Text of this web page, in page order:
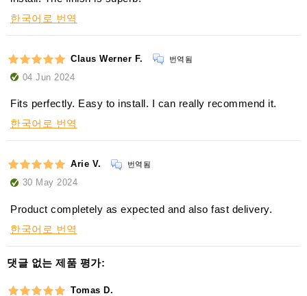
한국어로 번역
Claus Werner F. 번역됨
04 Jun 2024
Fits perfectly. Easy to install. I can really recommend it.
한국어로 번역
Arie V. 번역됨
30 May 2024
Product completely as expected and also fast delivery.
한국어로 번역
댓글 없는 제품 평가:
Tomas D.